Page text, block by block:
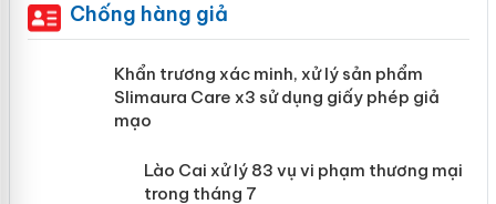
Chống hàng giả
Khẩn trương xác minh, xử lý sản phẩm
Slimaura Care x3 sử dụng giấy phép